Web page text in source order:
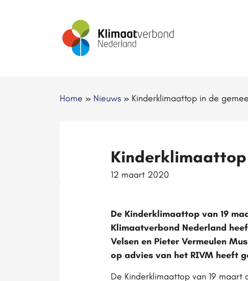
Home » Nieuws » Kinderklimaattop in de
12 maart 2020
De Kinderklimaattop van 19
Klimaatverbond Nederland
Velsen en Pieter Vermeulen
op advies van het RIVM heeft
De Kinderklimaattop van 19